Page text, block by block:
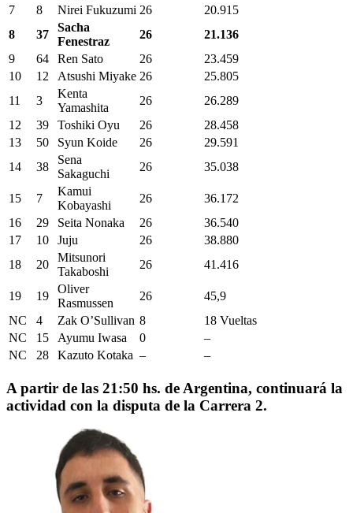
7
8 Nirei Fukuzumi 26
20.915
8
37
Sacha
Fenestraz
26
21.136
9
64 Ren Sato 26
23.459
10
12 Atsushi Miyake 26
25.805
11
3
Kenta
Yamashita
26
26.289
12
39 Toshiki Oyu 26
28.458
13
50 Syun Koide 26
29.591
14
38
Sena
Sakaguchi
26 35.038
15 7
Kamui
Kobayashi
26
36.172
16
29 Seita Nonaka 26
36.540
17
10 Juju 26
38.880
18
20
Mitsunori
Takaboshi
26 41.416
19 19
Oliver
Rasmussen
26
45,9
NC
4 Zak O’Sullivan 8
18 Vueltas
NC
15 Ayumu Iwasa 0
–
NC
28 Kazuto Kotaka – –
A partir de las 21:50 hs. de Argentina, continuará la
actividad con la disputa de la Carrera 2.